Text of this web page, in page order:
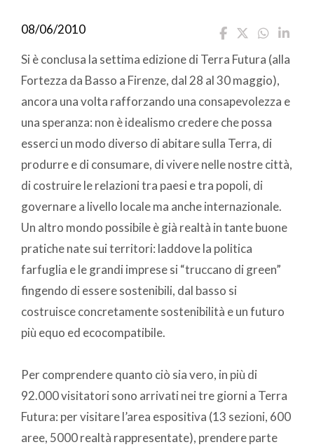
08/06/2010
Si è conclusa la settima edizione di Terra Futura (alla
Fortezza da Basso a Firenze, dal 28 al 30 maggio),
ancora una volta rafforzando una consapevolezza e
una speranza: non è idealismo credere che possa
esserci un modo diverso di abitare sulla Terra, di
produrre e di consumare, di vivere nelle nostre città,
di costruire le relazioni tra paesi e tra popoli, di
governare a livello locale ma anche internazionale.
Un altro mondo possibile è già realtà in tante buone
pratiche nate sui territori: laddove la politica
farfuglia e le grandi imprese si “truccano di green”
fingendo di essere sostenibili, dal basso si
costruisce concretamente sostenibilità e un futuro
più equo ed ecocompatibile.
Per comprendere quanto ciò sia vero, in più di
92.000 visitatori sono arrivati nei tre giorni a Terra
Futura: per visitare l’area espositiva (13 sezioni, 600
aree, 5000 realtà rappresentate), prendere parte